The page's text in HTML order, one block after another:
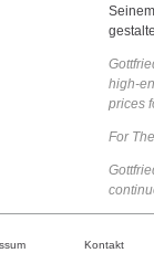
high-
prices
For
Kontakt